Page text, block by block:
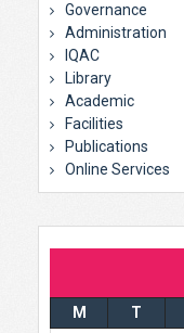
Governance
Administration
IQAC
Library
Academic
Facilities
Publications
Online Services
M T